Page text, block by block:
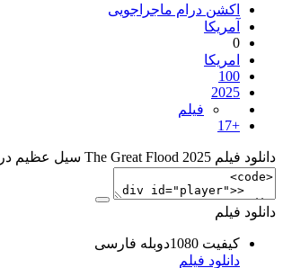
اکشن درام ماجراجویی
آمریکا
0
امریکا
100
2025
فیلم
+17
دانلود فیلم The Great Flood 2025 سیل عظیم در سایت شما
دانلود فیلم
کیفیت 1080دوبله فارسی
دانلود فیلم